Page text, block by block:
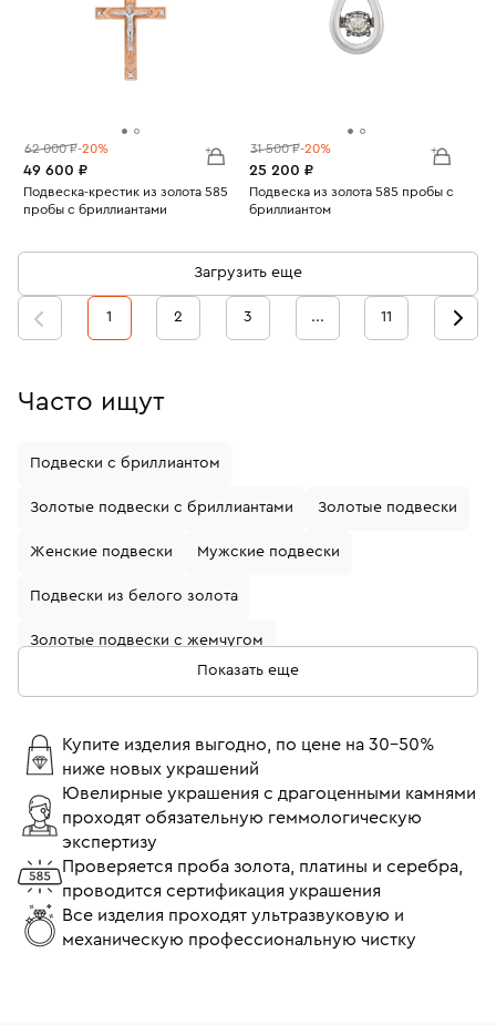
62 000 ₽-20%
49 600 ₽
Подвеска-крестик из золота 585
пробы с бриллиантами
31 500 ₽-20%
25 200 ₽
Подвеска из золота 585 пробы с
бриллиантом
Загрузить еще
1 2 3 ... 11
Часто ищут
Подвески с бриллиантом
Золотые подвески с бриллиантами Золотые подвески
Женские подвески Мужские подвески
Подвески из белого золота
Золотые подвески с жемчугом
Золотые подвески с изумрудом
Подвески из белого золота с сапфиром
Подвески из белого золота с бриллиантом
Подвески 750 пробы
Подвески с бриллиантами и сапфирами
Показать еще
Купите изделия выгодно, по цене на 30-50%
ниже новых украшений
Ювелирные украшения с драгоценными камнями
проходят обязательную геммологическую
экспертизу
Проверяется проба золота, платины и серебра,
проводится сертификация украшения
Все изделия проходят ультразвуковую и
механическую профессиональную чистку